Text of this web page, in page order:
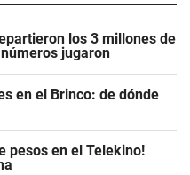
los 3 millones de
jugaron
en el Brinco: de dónde
pesos en el Telekino!